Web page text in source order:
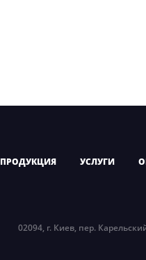
ПРОДУКЦИЯ УСЛУГИ
02094, г. Киев, пер.